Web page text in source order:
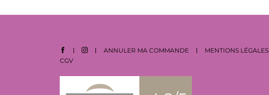
ANNULER MA COMMANDE
MENTIONS LÉGALES
CGV